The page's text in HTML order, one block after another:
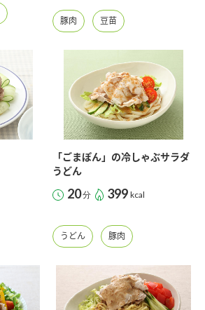
豚肉 豆苗
「ごまぽん」の冷しゃぶサラダ
うどん
20分 399 kcal
うどん 豚肉